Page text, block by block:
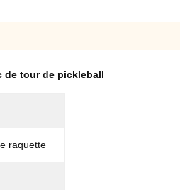
de tour de pickleball
raquette